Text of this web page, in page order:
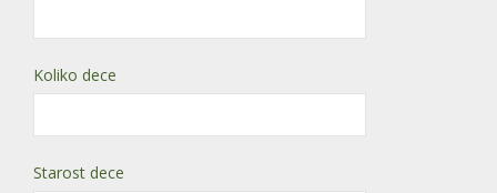
Koliko dece
Starost dece